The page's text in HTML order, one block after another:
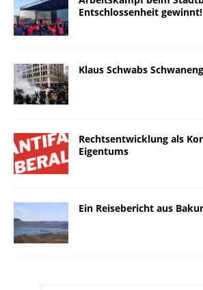
Entschlossenheit gewinnt!
Klaus Schwabs
Rechtsentwicklung als
Eigentums
Ein Reisebericht aus